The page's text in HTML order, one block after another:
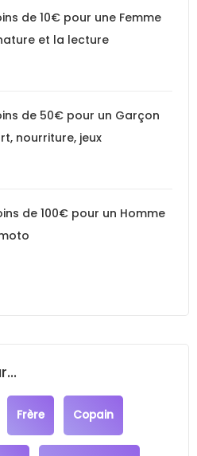
de 10€ pour une Femme
et la lecture
de 50€ pour un Garçon
nourriture, jeux
de 100€ pour un Homme
Frère Copain